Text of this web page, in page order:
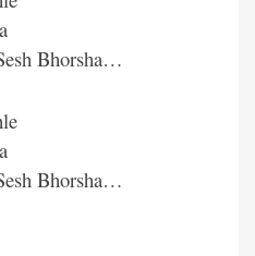
Bhorsha…
Bhorsha…